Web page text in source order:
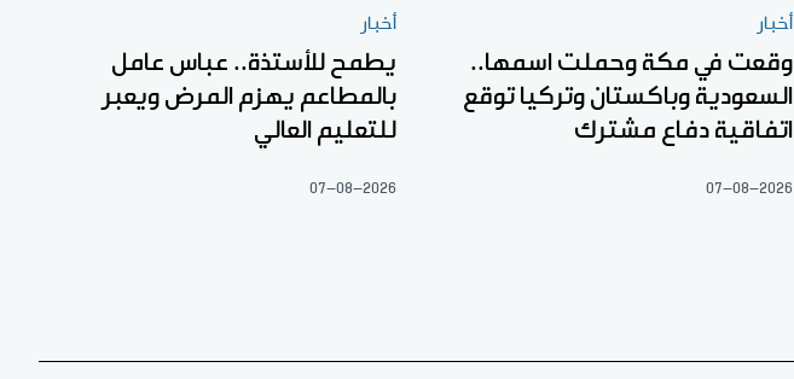
أخبار
وقعت في مكة وحملت اسمها..
السعودية وباكستان وتركيا توقع
اتفاقية دفاع مشترك
07-08-2026
أخبار
يطمح للأستذة.. عباس عامل
بالمطاعم يهزم المرض ويعبر
للتعليم العالي
07-08-2026